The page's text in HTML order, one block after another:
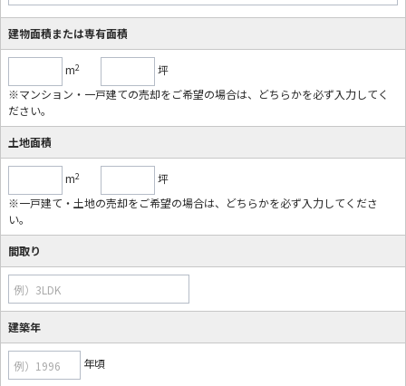
建物面積または専有面積
m2
坪
※マンション・一戸建ての売却をご希望の場合は、どちらかを必ず入力してく
ださい。
土地面積
m2
坪
※一戸建て・土地の売却をご希望の場合は、どちらかを必ず入力してくださ
い。
間取り
例）3LDK
建築年
例）1996 年頃